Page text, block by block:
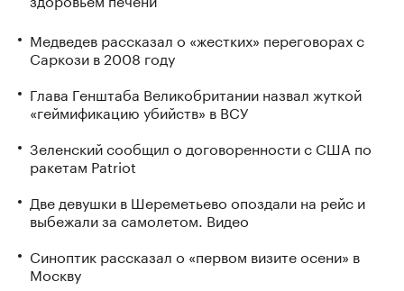
Медведев рассказал о «жестких» переговорах с
Саркози в 2008 году
Глава Генштаба Великобритании назвал жуткой
«геймификацию убийств» в ВСУ
Зеленский сообщил о договоренности с США по
ракетам Patriot
Две девушки в Шереметьево опоздали на рейс и
выбежали за самолетом. Видео
Синоптик рассказал о «первом визите осени» в
Москву